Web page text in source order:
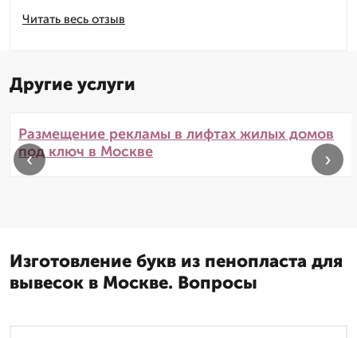
Читать весь отзыв
Другие услуги
Размещение рекламы в лифтах жилых домов
под ключ в Москве
‹ ›
Изготовление букв из пенопласта для
вывесок в Москве. Вопросы